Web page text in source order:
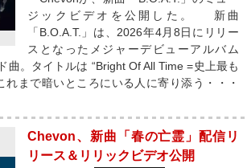
ジックビデオを公開した。 新曲
「B.O.A.T.」は、2026年4月8日にリリー
スとなったメジャーデビューアルバム
曲。タイトルは “Bright Of All Time =史上最も
れまで暗いところにいる人に寄り添う・・・
Chevon、新曲「春の亡霊」配信リ
リース＆リリックビデオ公開